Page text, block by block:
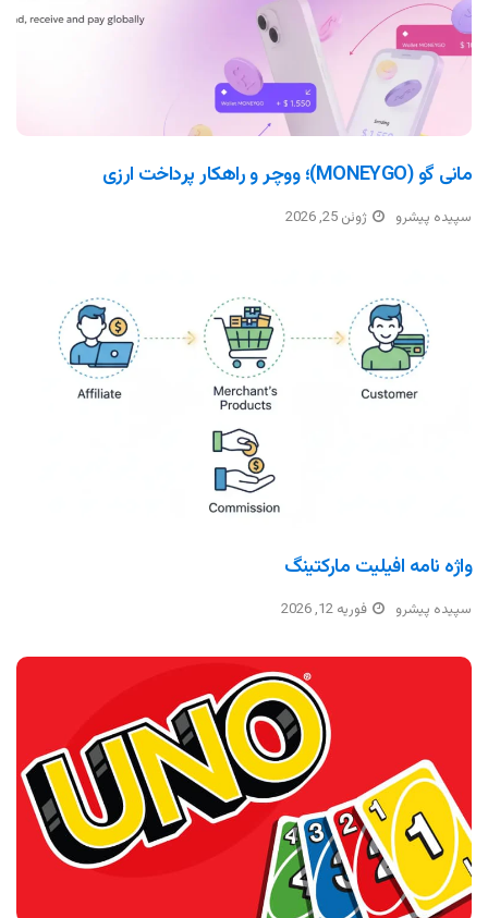
مانی گو (MONEYGO)؛ ووچر و راهکار پرداخت ارزی
سپیده پیشرو ژوئن 25, 2026
واژه نامه افیلیت مارکتینگ
سپیده پیشرو فوریه 12, 2026